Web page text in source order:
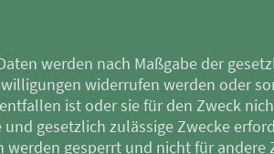
werden nach Maßgabe der
widerrufen werden oder
ist oder sie für den Zweck
gesetzlich zulässige Zwecke
werden gesperrt und nicht für